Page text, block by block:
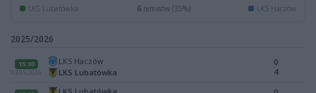
LKS Lubatówka 6remisów (35%) LKS Haczów
2025/2026
15:00
03.05.2026
LKS Haczów
LKS Lubatówka
0
4